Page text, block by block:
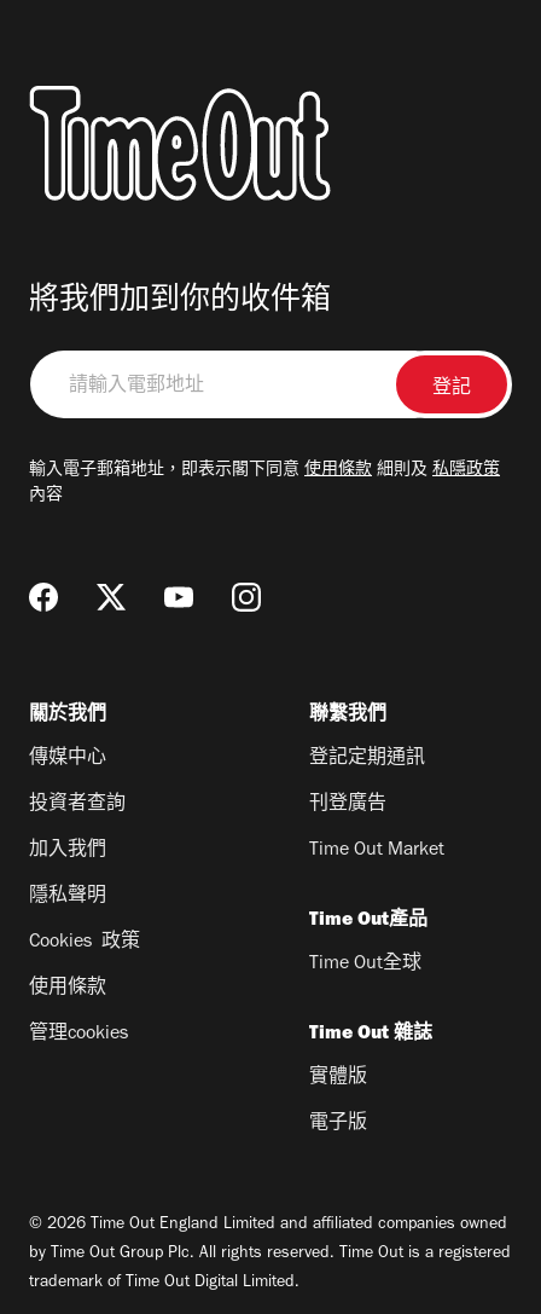
將我們加到你的收件箱
請
輸
郵
輸入電子郵箱地址，即表示閣下同意 使用條款 細則及 私隱政策
內容
關於我們
傳媒中心
投資者查詢
加入我們
隱私聲明
Cookies 政策
使用條款
管理cookies
聯繫我們
登記定期通訊
刊登廣告
Time Out Market
Time Out產品
Time Out全球
Time Out 雜誌
實體版
電子版
© 2026 Time Out England Limited and affiliated companies owned
by Time Out Group Plc. All rights reserved. Time Out is a registered
trademark of Time Out Digital Limited.